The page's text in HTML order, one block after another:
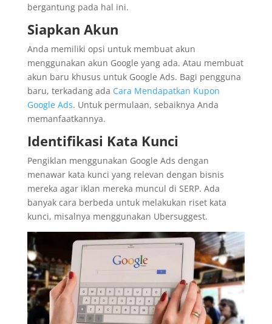
bergantung pada hal ini.
Siapkan Akun
Anda memiliki opsi untuk membuat akun
menggunakan akun Google yang ada. Atau membuat
akun baru khusus untuk Google Ads. Bagi pengguna
baru, terkadang ada Cara Mendapatkan Kupon
Google Ads. Untuk permulaan, sebaiknya Anda
memanfaatkannya.
Identifikasi Kata Kunci
Pengiklan menggunakan Google Ads dengan
menawar kata kunci yang relevan dengan bisnis
mereka agar iklan mereka muncul di SERP. Ada
banyak cara berbeda untuk melakukan riset kata
kunci, misalnya menggunakan Ubersuggest.